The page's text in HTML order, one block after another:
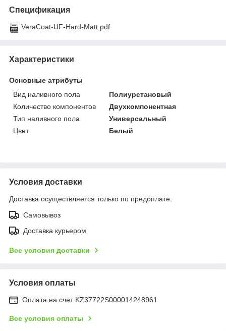
Спецификация
VeraCoat-UF-Hard-Matt.pdf
Характеристики
Основные атрибуты
Вид наливного пола
Полиуретановый
Количество компонентов
Двухкомпонентная
Тип наливного пола
Универсальный
Цвет
Белый
Условия доставки
Доставка осуществляется только по предоплате.
Самовывоз
Доставка курьером
Все условия доставки
Условия оплаты
Оплата на счет KZ37722S000014248961
Все условия оплаты